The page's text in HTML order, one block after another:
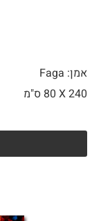
אמן: Faga
240 X